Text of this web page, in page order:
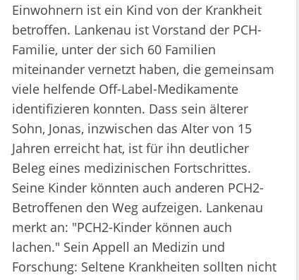
Einwohnern ist ein Kind von der Krankheit
betroffen. Lankenau ist Vorstand der PCH-
Familie, unter der sich 60 Familien
miteinander vernetzt haben, die gemeinsam
viele helfende Off-Label-Medikamente
identifizieren konnten. Dass sein älterer
Sohn, Jonas, inzwischen das Alter von 15
Jahren erreicht hat, ist für ihn deutlicher
Beleg eines medizinischen Fortschrittes.
Seine Kinder könnten auch anderen PCH2-
Betroffenen den Weg aufzeigen. Lankenau
merkt an: "PCH2-Kinder können auch
lachen." Sein Appell an Medizin und
Forschung: Seltene Krankheiten sollten nicht